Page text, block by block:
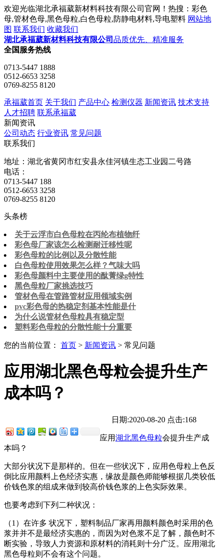
欢迎光临湖北承福葳新材料科技有限公司官网！热搜：彩色
母,管材色母,黑色母粒,白色母粒,防静电材料,导电塑料 网站地
图 联系我们 收藏我们
湖北承福葳新材料科技有限公司 品质优先、精准服务
全国服务热线
0713-5447 1888
0512-6653 3258
0769-8255 8120
承福葳首页 关于我们 产品中心 检测仪器 新闻资讯 技术支持
人才招聘 联系承福葳
新闻资讯
公司动态 行业资讯 常见问题
联系我们
地址：湖北省黄冈市红安县永佳河镇生态工业园二号路
电话：
0713-5447 188
0512-6653 3258
0769-8255 8120
头条榜
关于云浮市白色母粒​在丙纶布植物纤
彩色母厂家该怎么检测耐迁移性呢
彩色母粒的比例以及分散性能
白色母粒使用效果怎么样？气味大吗
彩色母颜料中主要使用的酞菁绿g特性
黑色母粒厂家挑选技巧
管材色母在管路管材应用领域实例
pvc彩色母的热稳定剂基本性能是什
为什么说管材色母粒具有稳定型
塑料彩色母粒的分散性能十分重要
您的当前位置： 首页 > 新闻资讯 > 常见问题
应用湖北黑色母粒会提升生产
成本吗？
日期:2020-08-20 点击:168
应用湖北黑色母粒会提升生产成
本吗？
大部分状况下是那样的。但在一些状况下，应用色母粒上色反
倒比应用颜料上色经济实惠，缘故是颜色师能够根据几类较低
价钱色浆的组成来做到较高价钱色浆的上色实际效果。
也要考虑到下列二种状况：
（1）在许多 状况下，塑料制品厂家再用颜料颜色时采用的色
浆并并不是最经济实惠的，而因为对色浆不足了解，颜色时不
断实验，导致人力资源和原材料的消耗则十分广泛。应用湖北
黑色母粒则不会有这个问题。